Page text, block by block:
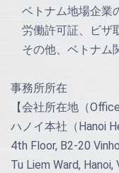
ベトナム地場企業
労働許可証、ビザ
その他、ベトナム
事務所所在
【会社所在地（
ハノイ本社（Hanoi
4th Floor, B2-20
Tu Liem Ward, Hanoi,